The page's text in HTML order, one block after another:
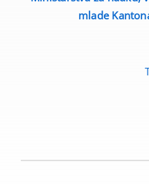
mlade